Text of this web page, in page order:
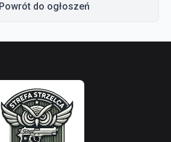
Powrót do ogłoszeń